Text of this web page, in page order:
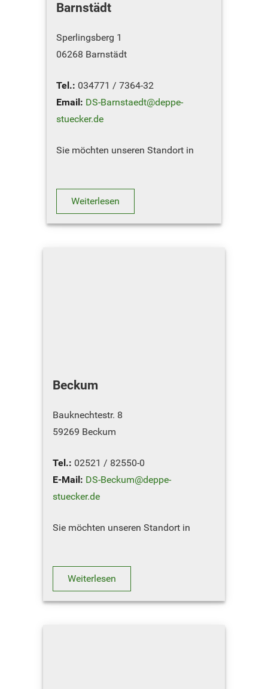
Barnstädt
Sperlingsberg 1
06268 Barnstädt
Tel.: 034771 / 7364-32
Email: DS-Barnstaedt@deppe-
stuecker.de
Sie möchten unseren Standort in
ÖFFNUNGSZEITEN
Weiterlesen
Beckum
Bauknechtestr. 8
59269 Beckum
Tel.: 02521 / 82550-0
E-Mail: DS-Beckum@deppe-
stuecker.de
Sie möchten unseren Standort in
NOTDIENST-RUFNUMMERN
Weiterlesen